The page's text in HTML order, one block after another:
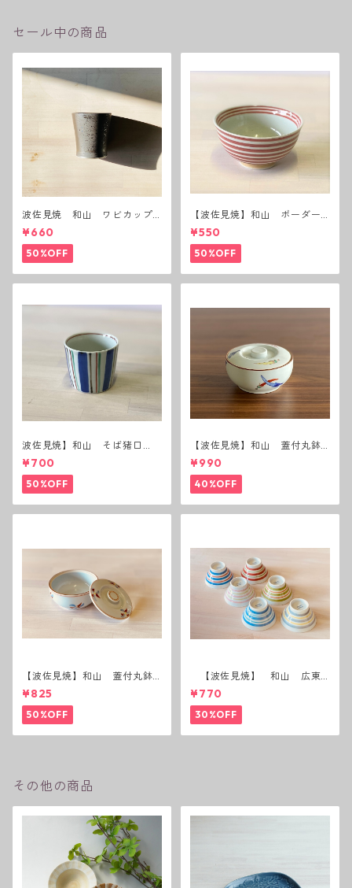
セール中の商品
波佐見焼 和山 ワビカップ
黒錆 3種(アウトレット）
¥660
50%OFF
【波佐見焼】和山 ボーダー
茶碗 赤
¥550
50%OFF
波佐見焼】和山 そば猪口
（十草）
¥700
50%OFF
【波佐見焼】和山 蓋付丸鉢
(唐辛子)
¥990
40%OFF
【波佐見焼】和山 蓋付丸鉢
(花絵)
¥825
50%OFF
【波佐見焼】 和山 広東
碗 二色ボーダー 全6パター
ン
¥770
30%OFF
その他の商品